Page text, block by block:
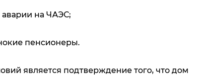
на ЧАЭС;
пенсионеры.
является подтверждение того, что дом